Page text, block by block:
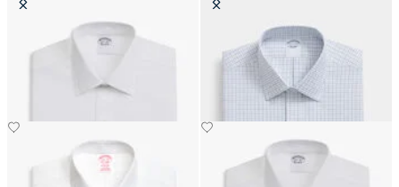
Camicia Slim Fit Non-Iron Oxford
con Collo Ainsley
Camicia Slim Fit Non-Iron in
Cotone con Collo Ainsley